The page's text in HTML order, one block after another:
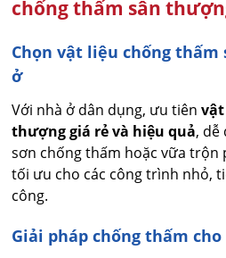
chống thấm sân
Chọn vật liệu chống
ở
Với nhà ở dân dụng, ưu tiên
thượng giá rẻ và hiệu quả, dễ
sơn chống thấm hoặc vữa trộn
tối ưu cho các công trình nhỏ,
công.
Giải pháp chống thấm